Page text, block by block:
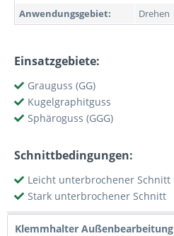
Anwendungsgebiet:
Drehen
Einsatzgebiete:
Grauguss (GG)
Kugelgraphitguss
Sphäroguss (GGG)
Schnittbedingungen:
Leicht unterbrochener Schnitt
Stark unterbrochener Schnitt
Klemmhalter Außenbearbeitung